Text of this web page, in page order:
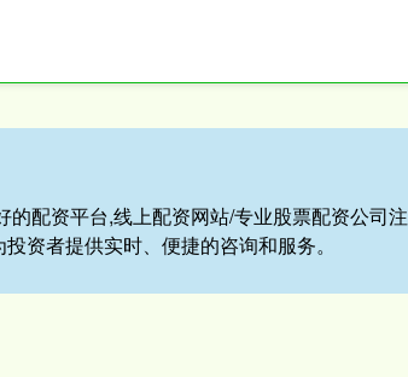
的配资平台,线上配资网站/专业股票配资公司
资者提供实时、便捷的咨询和服务。